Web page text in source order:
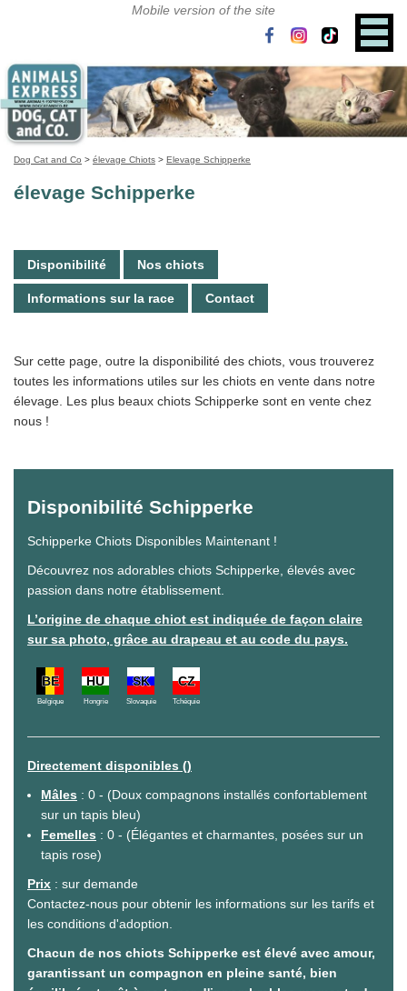
Dog Cat and Co > élevage Chiots > Elevage Schipperke
élevage Schipperke
Disponibilité Nos chiots
Informations sur la race Contact
Sur cette page, outre la disponibilité des chiots, vous trouverez
toutes les informations utiles sur les chiots en vente dans notre
élevage. Les plus beaux chiots Schipperke sont en vente chez
nous !
Disponibilité Schipperke
Schipperke Chiots Disponibles Maintenant !
Découvrez nos adorables chiots Schipperke, élevés avec
passion dans notre établissement.
L’origine de chaque chiot est indiquée de façon claire
sur sa photo, grâce au drapeau et au code du pays.
BE
Belgique
HU
Hongrie
SK
Slovaquie
CZ
Tchéquie
Directement disponibles ()
Mâles : 0 - (Doux compagnons installés confortablement
sur un tapis bleu)
Femelles : 0 - (Élégantes et charmantes, posées sur un
tapis rose)
Prix : sur demande
Contactez-nous pour obtenir les informations sur les tarifs et
les conditions d'adoption.
Chacun de nos chiots Schipperke est élevé avec amour,
garantissant un compagnon en pleine santé, bien